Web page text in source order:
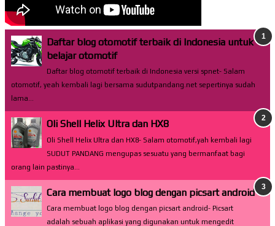
Daftar blog otomotif terbaik di Indonesia untuk
belajar otomotif
Daftar blog otomotif terbaik di Indonesia versi spnet- Salam
otomotif, yeah kembali lagi bersama sudutpandang.net sepertinya sudah
lama...
Oli Shell Helix Ultra dan HX8
Oli Shell Helix Ultra dan HX8- Salam otomotif,yah kembali lagi
SUDUT PANDANG mengupas sesuatu yang bermanfaat bagi
orang lain pastinya...
Cara membuat logo blog dengan picsart android
Cara membuat logo blog dengan picsart android- Picsart
adalah sebuah aplikasi yang digunakan untuk mengedit